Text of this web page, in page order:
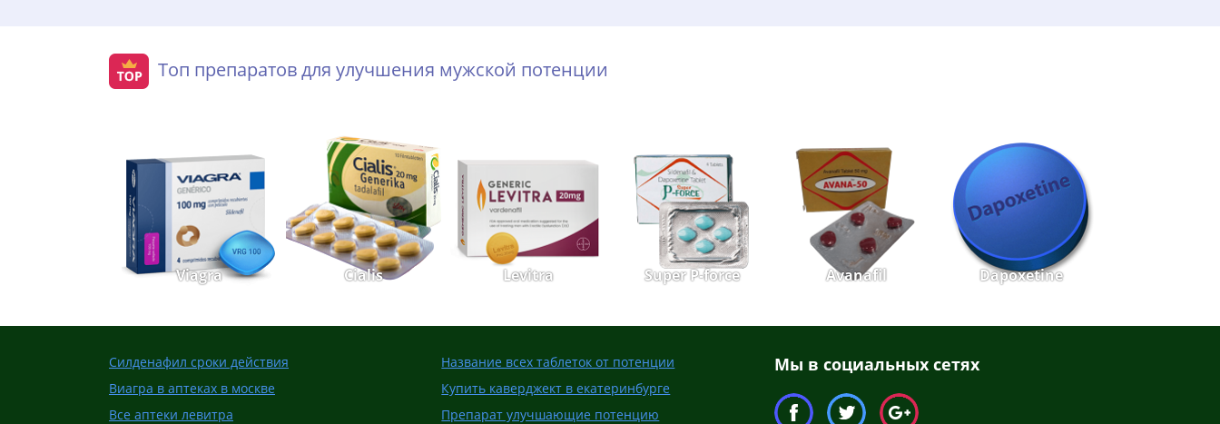
Топ препаратов для улучшения мужской потенции
Viagra Cialis Levitra Super P-force Avanafil Dapoxetine
Силденафил сроки действия
Виагра в аптеках в москве
Все аптеки левитра
Название всех таблеток от потенции
Купить каверджект в екатеринбурге
Препарат улучшающие потенцию
Мы в социальных сетях